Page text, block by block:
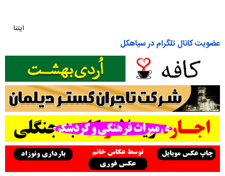
ایتنا
عضویت کانال تلگرام در سیاهکل